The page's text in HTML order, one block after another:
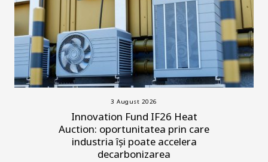
3 August 2026
Innovation Fund IF26 Heat
Auction: oportunitatea prin care
industria își poate accelera
decarbonizarea